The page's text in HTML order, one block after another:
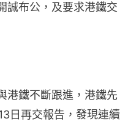
誠布公，及要求港鐵交
港鐵不斷跟進，港鐵先
日再交報告，發現連續